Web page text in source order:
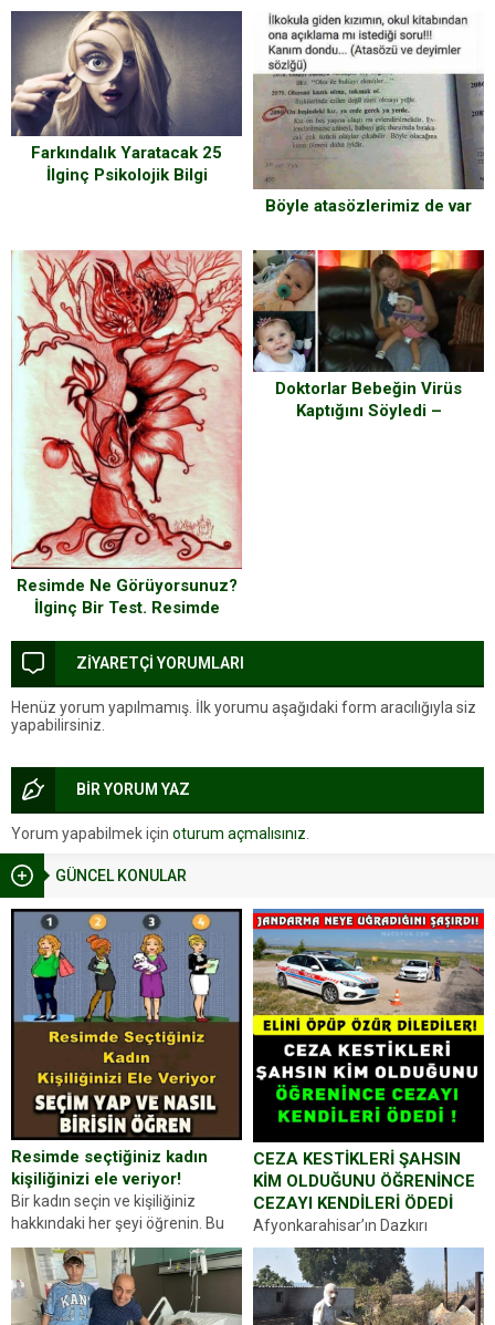
GÜNCEL KONULAR
Resimde seçtiğiniz kadın
kişiliğinizi ele veriyor!
Bir kadın seçin ve kişiliğiniz
hakkındaki her şeyi öğrenin. Bu
kez karşınıza oldukça farklı bir
kişilik testiyle çıkıyoruz. Resimde
gördüğünüz kadın figürlerinden
dikkatinizi en...
CEZA KESTİKLERİ ŞAHSIN
KİM OLDUĞUNU ÖĞRENİNCE
CEZAYI KENDİLERİ ÖDEDİ
Afyonkarahisar’ın Dazkırı
ilçesinde trafik uygulaması
yapan jandarma ekipleri
durdurdukları bir otomobilin
sürücüsünden ehliyet ve ruhsat
Farkındalık Yaratacak 25
İlginç Psikolojik Bilgi
Böyle atasözlerimiz de var
Resimde Ne Görüyorsunuz?
İlginç Bir Test. Resimde
Halinizle İlgili Bilgi Veriyor.
Şaşırmaya Hazır mısınız?
Doktorlar Bebeğin Virüs
Kaptığını Söyledi –
ZİYARETÇİ YORUMLARI
Henüz yorum yapılmamış. İlk yorumu aşağıdaki form aracılığıyla siz
yapabilirsiniz.
BİR YORUM YAZ
Yorum yapabilmek için oturum açmalısınız.